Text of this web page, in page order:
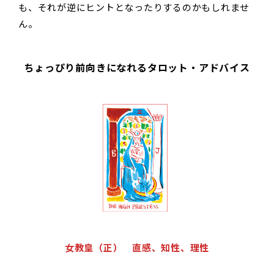
も、それが逆にヒントとなったりするのかもしれませ
ん。
ちょっぴり前向きになれるタロット・アドバイス
女教皇（正） 直感、知性、理性